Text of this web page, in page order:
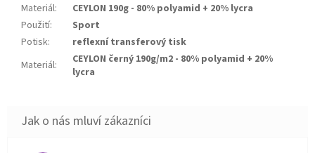
Materiál:
CEYLON 190g - 80% polyamid + 20% lycra
Použití:
Sport
Potisk:
reflexní transferový tisk
Materiál:
CEYLON černý 190g/m2 - 80% polyamid + 20%
lycra